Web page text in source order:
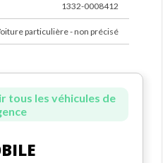
1332-0008412
particulière - non précisé
tous les véhicules de